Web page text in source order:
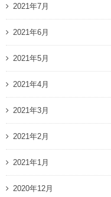
2021年7月
2021年6月
2021年5月
2021年4月
2021年3月
2021年2月
2021年1月
2020年12月